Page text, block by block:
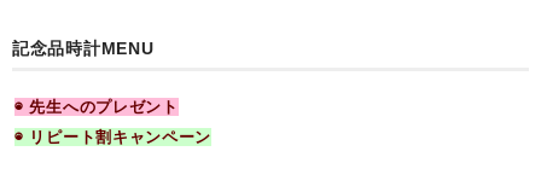
記念品時計MENU
◉ 先生へのプレゼント
◉ リピート割キャンペーン